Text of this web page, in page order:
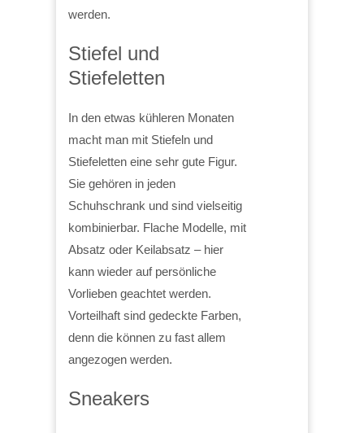
werden.
Stiefel und
Stiefeletten
In den etwas kühleren Monaten
macht man mit Stiefeln und
Stiefeletten eine sehr gute Figur.
Sie gehören in jeden
Schuhschrank und sind vielseitig
kombinierbar. Flache Modelle, mit
Absatz oder Keilabsatz – hier
kann wieder auf persönliche
Vorlieben geachtet werden.
Vorteilhaft sind gedeckte Farben,
denn die können zu fast allem
angezogen werden.
Sneakers